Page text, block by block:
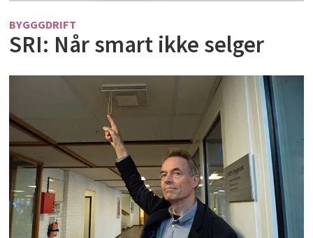
BYGGGDRIFT
SRI: Når smart ikke selger